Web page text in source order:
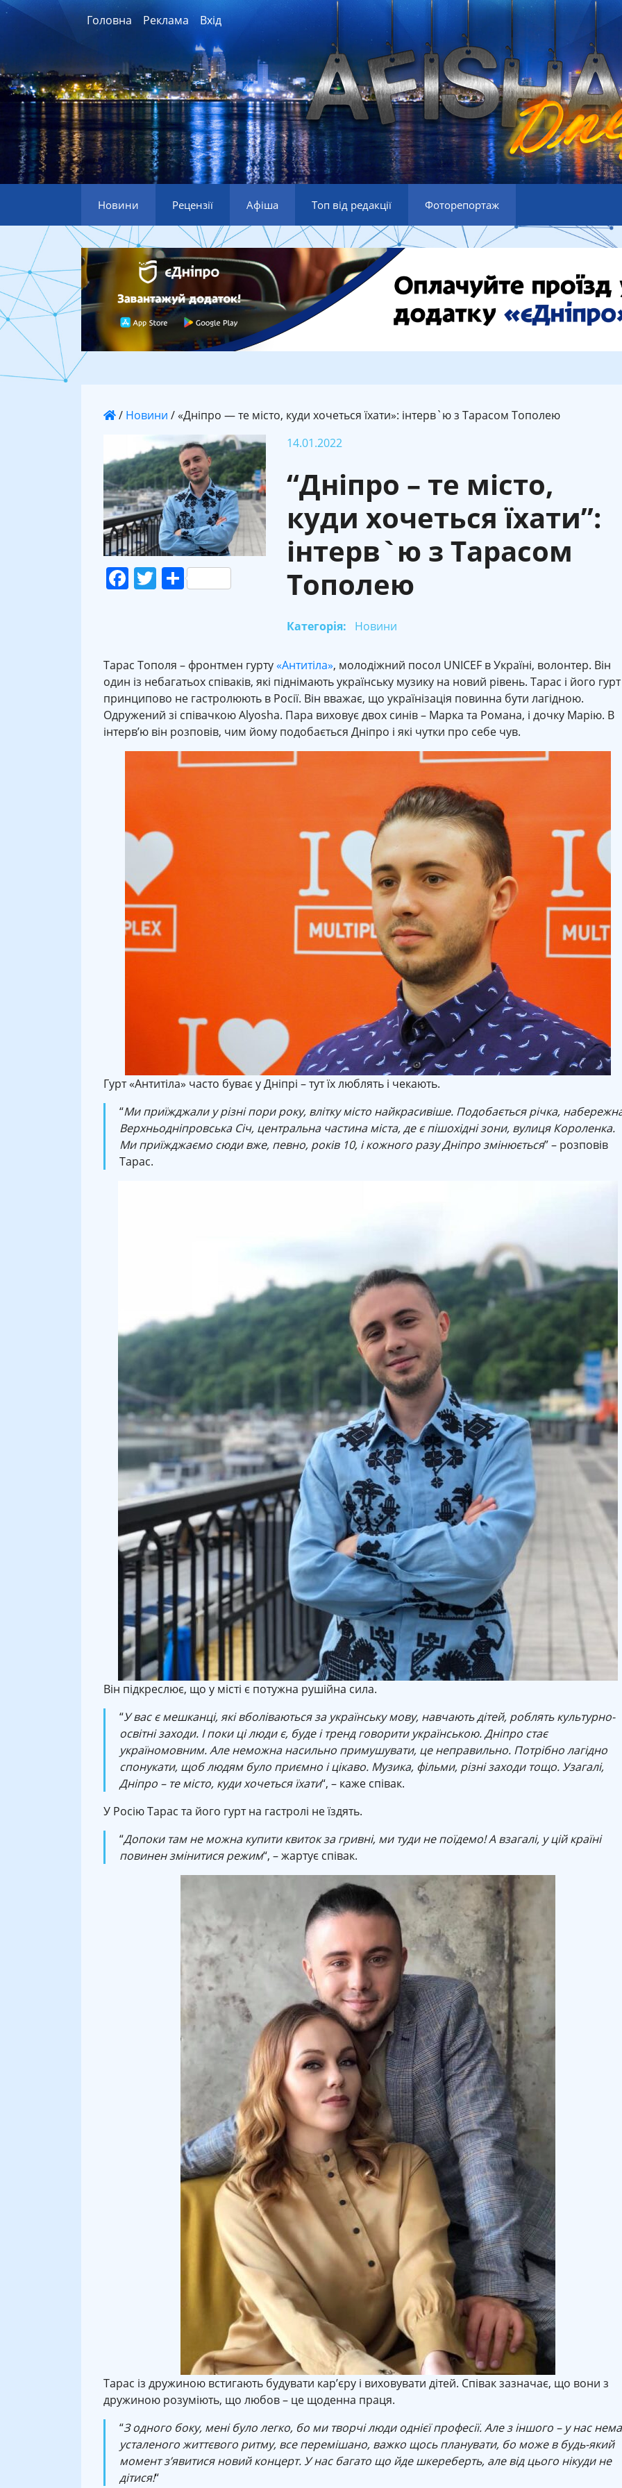
Головна Реклама Вхід
Новини Рецензії Афіша Топ від редакції Фоторепортаж
/ Новини / «Дніпро — те місто, куди хочеться їхати»: інтерв`ю з Тарасом Тополею
Facebook
Twitter
Поділитися
14.01.2022
“Дніпро – те місто,
куди хочеться їхати”:
інтерв`ю з Тарасом
Тополею
Категорія: Новини
Тарас Тополя – фронтмен гурту«Антитіла», молодіжний посол UNICEF в Україні, волонтер. Він
один із небагатьох співаків, які піднімають українську музику на новий рівень. Тарас і його гурт
принципово не гастролюють в Росії. Він вважає, що українізація повинна бути лагідною.
Одружений зі співачкою Alyosha. Пара виховує двох синів – Марка та Романа, і дочку Марію. В
інтерв’ю він розповів, чим йому подобається Дніпро і які чутки про себе чув.
Гурт «Антитіла» часто буває у Дніпрі – тут їх люблять і чекають.
“Ми приїжджали у різні пори року, влітку місто найкрасивіше. Подобається річка,
Верхньодніпровська Січ, центральна частина міста, де є пішохідні зони, вулиця Короленка.
Ми приїжджаємо сюди вже, певно, років 10, і кожного разу Дніпро змінюється” – розповів
Тарас.
Він підкреслює, що у місті є потужна рушійна сила.
“У вас є мешканці, які вболіваються за українську мову, навчають дітей, роблять культурно-
освітні заходи. І поки ці люди є, буде і тренд говорити українською. Дніпро стає
україномовним. Але неможна насильно примушувати, це неправильно. Потрібно лагідно
спонукати, щоб людям було приємно і цікаво. Музика, фільми, різні заходи тощо. Узагалі,
Дніпро – те місто, куди хочеться їхати“, – каже співак.
У Росію Тарас та його гурт на гастролі не їздять.
“Допоки там не можна купити квиток за гривні, ми туди не поїдемо! А взагалі, у цій країні
повинен змінитися режим“, – жартує співак.
Тарас із дружиною встигають будувати кар’єру і виховувати дітей. Співак зазначає, що вони з
дружиною розуміють, що любов – це щоденна праця.
“З одного боку, мені було легко, бо ми творчі люди однієї професії. Але з іншого – у нас
усталеного життєвого ритму, все перемішано, важко щось планувати, бо може в будь-який
момент з’явитися новий концерт. У нас багато що йде шкереберть, але від цього нікуди не
дітися!“